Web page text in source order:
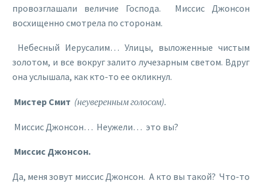
провозглашали величие Господа. Миссис Джонсон
восхищенно смотрела по сторонам.
Небесный Иерусалим… Улицы, выложенные чистым
золотом, и все вокруг залито лучезарным светом. Вдруг
она услышала, как кто-то ее окликнул.
Мистер Смит (неуверенным голосом).
Миссис Джонсон… Неужели… это вы?
Миссис Джонсон.
Да, меня зовут миссис Джонсон. А кто вы такой? Что-то